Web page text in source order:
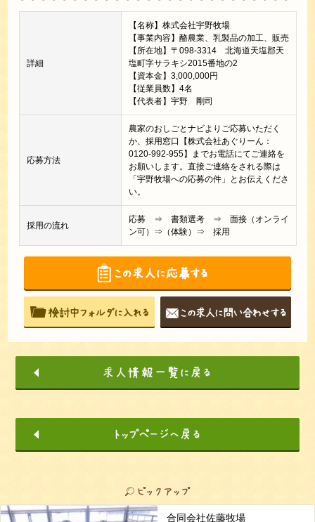
詳細
【名称】株式会社宇野牧場
【事業内容】酪農業、乳製品の加工、販売
【所在地】〒098-3314 北海道天塩郡天
塩町字サラキシ2015番地の2
【資本金】3,000,000円
【従業員数】4名
【代表者】宇野 剛司
応募方法
農家のおしごとナビよりご応募いただく
か、採用窓口【株式会社あぐりーん：
0120-992-955】までお電話にてご連絡を
お願いします。直接ご連絡をされる際は
「宇野牧場への応募の件」とお伝えくださ
い。
採用の流れ
応募 ⇒ 書類選考 ⇒ 面接（オンライ
ン可）⇒（体験）⇒ 採用
合同会社佐藤牧場